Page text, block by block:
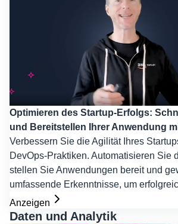
Optimieren des Startup-Erfolgs:
und Bereitstellen Ihrer Anwendung
Verbessern Sie die Agilität Ihres
DevOps-Praktiken. Automatisieren Sie
stellen Sie Anwendungen bereit und
umfassende Erkenntnisse, um
Anzeigen
Daten und Analytik